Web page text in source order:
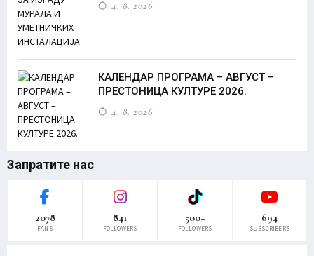
4. 8. 2026
КАЛЕНДАР ПРОГРАМА – АВГУСТ –
ПРЕСТОНИЦА КУЛТУРЕ 2026.
4. 8. 2026
Запратите нас
2078
FANS
841
FOLLOWERS
500+
FOLLOWERS
694
SUBSCRIBERS